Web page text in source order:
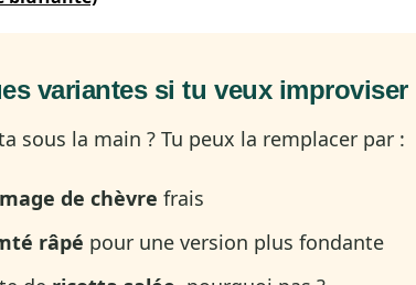
variantes si tu veux improviser
sous la main ? Tu peux la remplacer par :
de chèvre frais
râpé pour une version plus fondante